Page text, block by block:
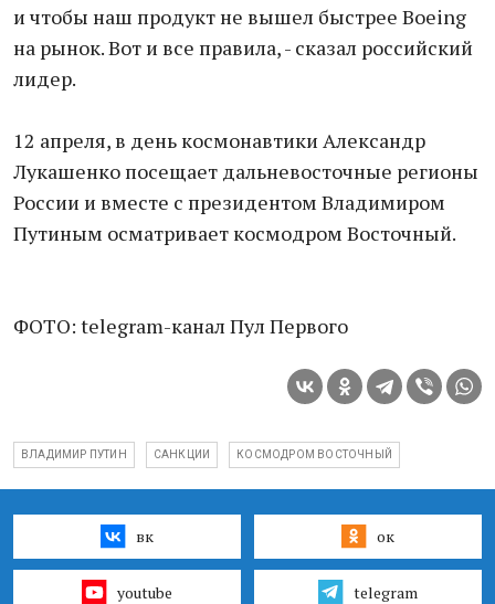
и чтобы наш продукт не вышел быстрее Boeing
на рынок. Вот и все правила, - сказал российский
лидер.
12 апреля, в день космонавтики Александр
Лукашенко посещает дальневосточные регионы
России и вместе с президентом Владимиром
Путиным осматривает космодром Восточный.
ФОТО: telegram-канал Пул Первого
ВЛАДИМИР ПУТИН САНКЦИИ КОСМОДРОМ ВОСТОЧНЫЙ
вк ок
youtube telegram